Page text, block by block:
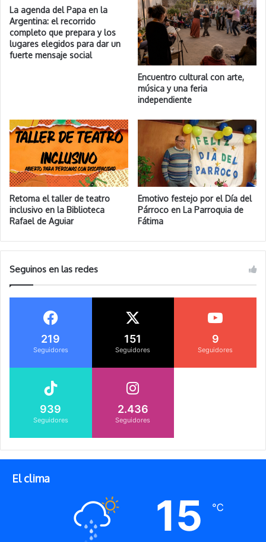
La agenda del Papa en la
Argentina: el recorrido
completo que prepara y los
lugares elegidos para dar un
fuerte mensaje social
Encuentro cultural con arte,
música y una feria
independiente
Retoma el taller de teatro
inclusivo en la Biblioteca
Rafael de Aguiar
Emotivo festejo por el Día del
Párroco en La Parroquia de
Fátima
Seguinos en las redes
219
Seguidores
151
Seguidores
9
Seguidores
939
Seguidores
2.436
Seguidores
El clima
15 ℃